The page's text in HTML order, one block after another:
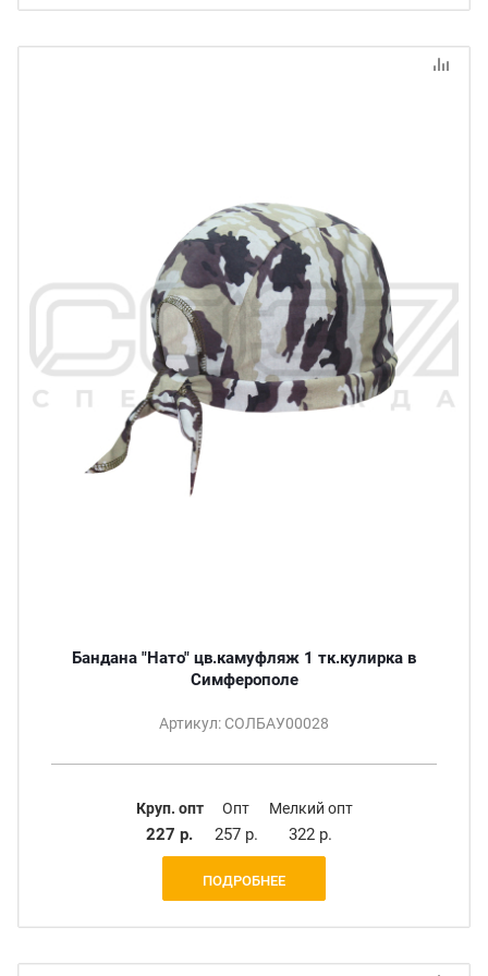
Бандана "Нато" цв.камуфляж 1 тк.кулирка в
Симферополе
Артикул: СОЛБАУ00028
Круп. опт
227 р.
Опт
257 р.
Мелкий опт
322 р.
ПОДРОБНЕЕ